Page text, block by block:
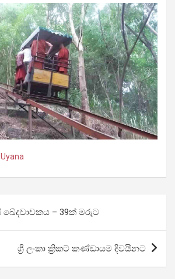
Uyana
ඛේදවාචකය – 39ක් මරුට
ශ්‍රී ලංකා ක්‍රිකට් කණ්ඩායම දිවයිනට